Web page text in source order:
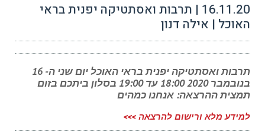
16.11.20 | תרבות ואסתטיקה יפנית בראי
האוכל | אילה דנון
תרבות ואסתטיקה יפנית בראי האוכל יום שני ה- 16
בנובמבר 2020 18:00 עד 19:00 בסלון ביתכם בזום
תמצית ההרצאה: אנחנו כמהים
למידע מלא ורישום להרצאה >>>